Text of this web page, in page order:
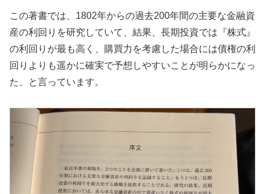
この著書では、1802年からの過去200年間の主要な金融資
産の利回りを研究していて、結果、長期投資では『株式』
の利回りが最も高く、購買力を考慮した場合には債権の利
回りよりも遥かに確実で予想しやすいことが明らかになっ
た、と言っています。